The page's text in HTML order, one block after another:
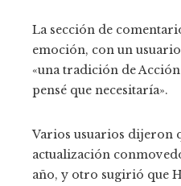
La sección de
emoción, con un
«una tradición de
pensé que necesitaría».
Varios usuarios dijeron
actualización
año, y otro sugirió que